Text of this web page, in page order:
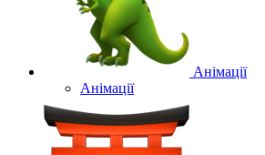
Анімації
Анімації